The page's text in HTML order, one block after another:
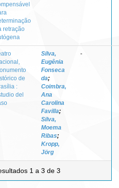
retração
de
:
del
Silva,
Eugênia
Fonseca
da;
Coimbra,
Ana
Carolina
Favilla;
Silva,
Moema
Ribas;
Kropp,
Jörg
-
1 a 3 de 3